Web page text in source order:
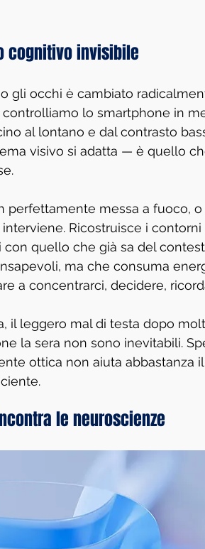
cognitivo invisibile
gli occhi è cambiato
lo smartphone in
al lontano e dal contrasto
visivo si adatta — è quello
perfettamente messa a fuoco,
Ricostruisce i contorni
quello che già sa del
ma che consuma
a concentrarci, decidere,
il leggero mal di testa dopo
la sera non sono inevitabili.
ottica non aiuta abbastanza
le neuroscienze